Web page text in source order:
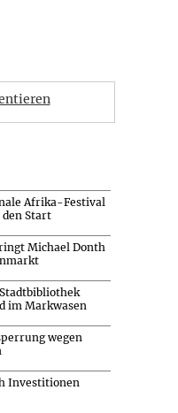
Afrika-Festival
Start
Michael Donth
im Markwasen
wegen
Investitionen